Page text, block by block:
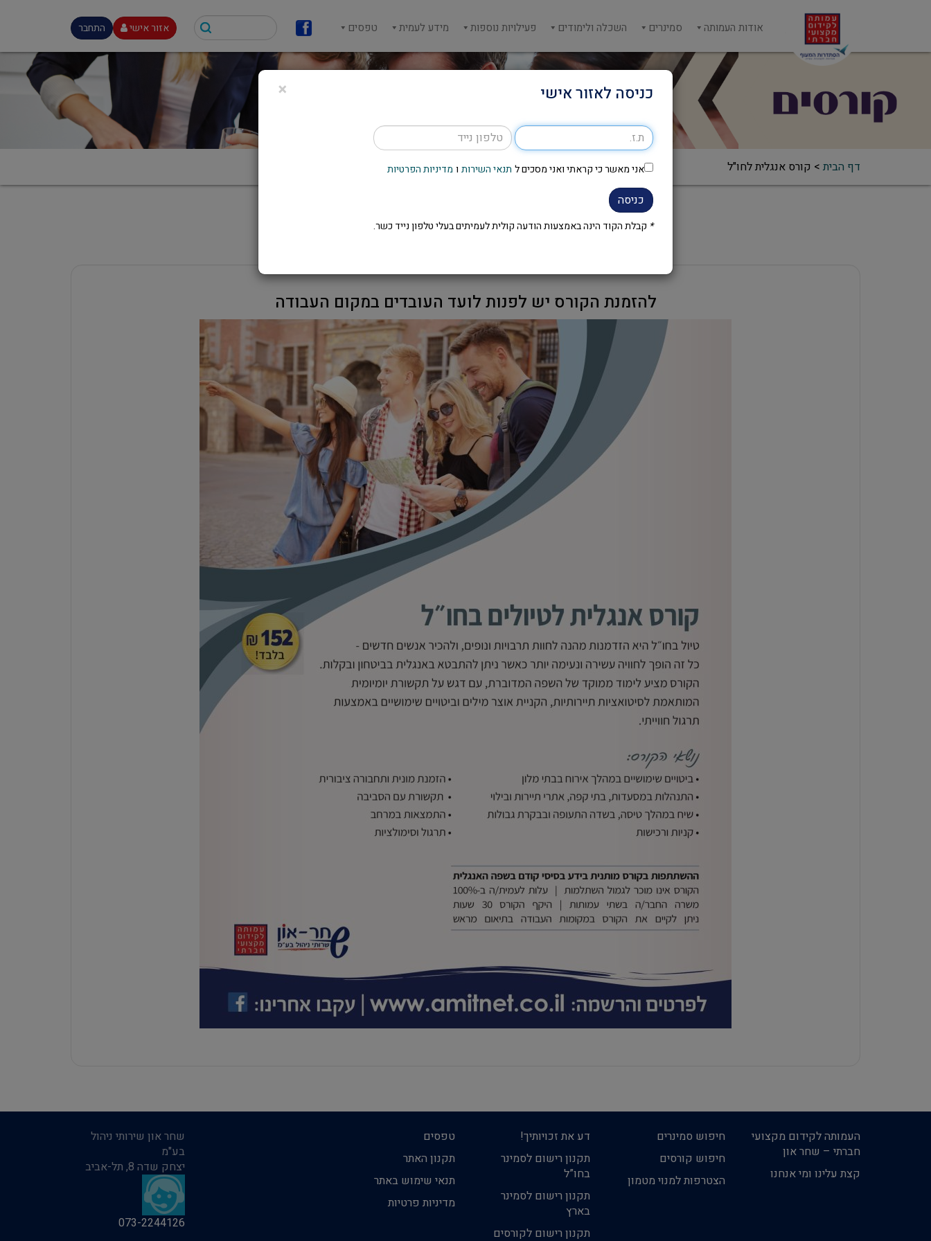
אודות העמותה סמינרים השכלה ולימודים פעילויות נוספות מידע לעמית טפסים אזור אישי התחבר
דף הבית > קורס אנגלית לחו"ל
קורס אנגלית לחו"ל
להזמנת הקורס יש לפנות לועד העובדים במקום העבודה
העמותה לקידום מקצועי
חברתי – שחר און
קצת עלינו ומי אנחנו
חיפוש סמינרים
חיפוש קורסים
הצטרפות למנוי מטמון
דע את זכויותיך!
תקנון רישום לסמינר
בחו”ל
תקנון רישום לסמינר
בארץ
תקנון רישום לקורסים
טפסים
תקנון האתר
תנאי שימוש באתר
מדיניות פרטיות
שחר און שירותי ניהול
בע"מ
יצחק שדה 8, תל-אביב
073-2244126
× כניסה לאזור אישי
אני מאשר כי קראתי ואני מסכים ל תנאי השירות ו מדיניות הפרטיות
כניסה
* קבלת הקוד הינה באמצעות הודעה קולית לעמיתים בעלי טלפון נייד כשר.